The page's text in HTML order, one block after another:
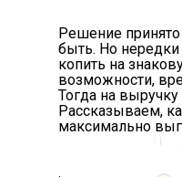
Решение
быть. Но нередки
копить на
возможности,
Тогда на выручку
Рассказываем,
максимально